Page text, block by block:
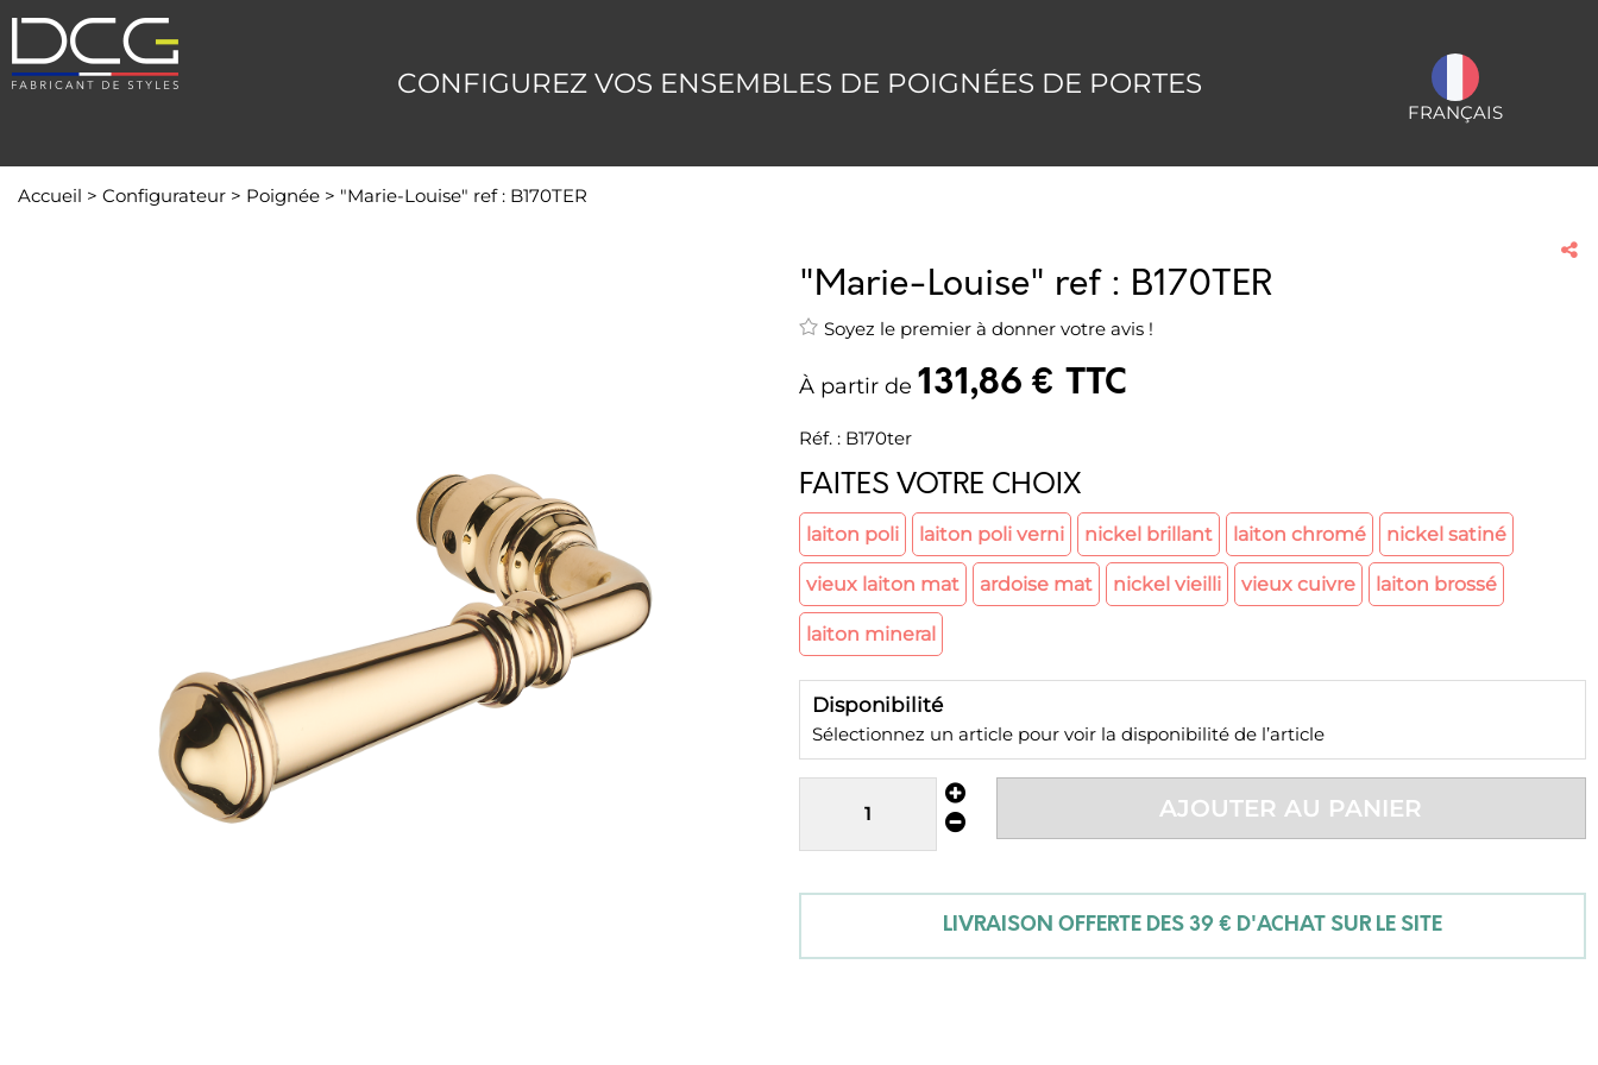
CONFIGUREZ VOS ENSEMBLES DE POIGNÉES DE PORTES
FRANÇAIS
Accueil > Configurateur > Poignée > "Marie-Louise" ref : B170TER
"Marie-Louise" ref : B170TER
Soyez le premier à donner votre avis !
À partir de 131,86 € TTC
Réf. : B170ter
FAITES VOTRE CHOIX
laiton poli laiton poli verni nickel brillant laiton chromé nickel satiné
vieux laiton mat ardoise mat nickel vieilli vieux cuivre laiton brossé
laiton mineral
Disponibilité
Sélectionnez un article pour voir la disponibilité de l’article
AJOUTER AU PANIER
LIVRAISON OFFERTE DÈS 39 € D'ACHAT SUR LE SITE